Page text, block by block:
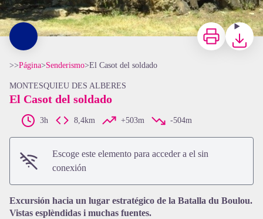
View picture in full screen
ImprimirBajar
>>Página>Senderismo>El Casot del soldado
MONTESQUIEU DES ALBERES
El Casot del soldado
3h 8,4km +503m -504m
Escoge este elemento para acceder a el sin
conexión
Excursión hacia un lugar estratégico de la Batalla du Boulou.
Vistas esplèndidas i muchas fuentes.